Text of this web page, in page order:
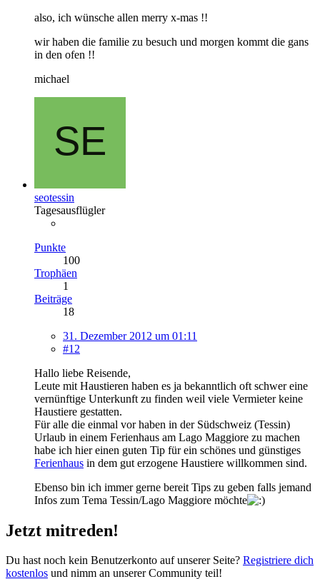
also, ich wünsche allen merry x-mas !!
wir haben die familie zu besuch und morgen kommt die gans
in den ofen !!
michael
seotessin
Tagesausflügler
Punkte
100
Trophäen
1
Beiträge
18
31. Dezember 2012 um 01:11
#12
Hallo liebe Reisende,
Leute mit Haustieren haben es ja bekanntlich oft schwer eine
vernünftige Unterkunft zu finden weil viele Vermieter keine
Haustiere gestatten.
Für alle die einmal vor haben in der Südschweiz (Tessin)
Urlaub in einem Ferienhaus am Lago Maggiore zu machen
habe ich hier einen guten Tip für ein schönes und günstiges
Ferienhaus in dem gut erzogene Haustiere willkommen sind.
Ebenso bin ich immer gerne bereit Tips zu geben falls jemand
Infos zum Tema Tessin/Lago Maggiore möchte
Jetzt mitreden!
Du hast noch kein Benutzerkonto auf unserer Seite? Registriere dich
kostenlos und nimm an unserer Community teil!